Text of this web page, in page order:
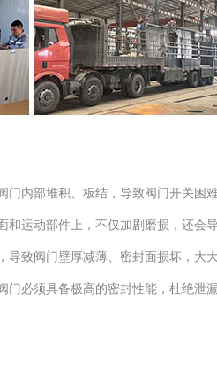
门内部堆积、板结，导致阀门开关困
运动部件上，不仅加剧磨损，还会
致阀门壁厚减薄、密封面损坏，大
必须具备极高的密封性能，杜绝泄